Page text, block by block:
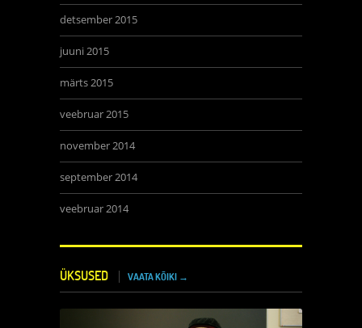
detsember 2015
juuni 2015
märts 2015
veebruar 2015
november 2014
september 2014
veebruar 2014
ÜKSUSED VAATA KÕIKI →